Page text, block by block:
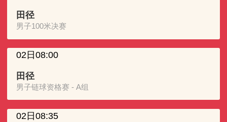
田径
男子100米决赛
02日08:00
田径
男子链球资格赛 - A组
02日08:35